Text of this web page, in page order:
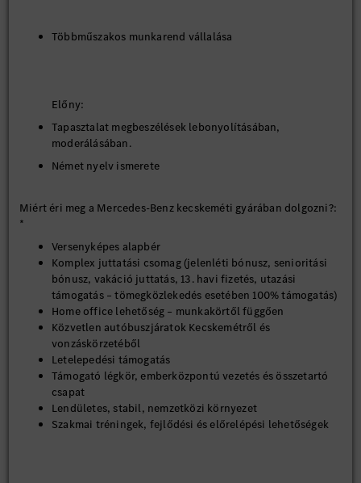
Többműszakos munkarend vállalása
Előny:
Tapasztalat megbeszélések lebonyolításában,
moderálásában.
Német nyelv ismerete
Miért éri meg a Mercedes-Benz kecskeméti gyárában dolgozni?:
*
Versenyképes alapbér
Komplex juttatási csomag (jelenléti bónusz, senioritási
bónusz, vakáció juttatás, 13. havi fizetés, utazási
támogatás – tömegközlekedés esetében 100% támogatás)
Home office lehetőség – munkakörtől függően
Közvetlen autóbuszjáratok Kecskemétről és
vonzáskörzetéből
Letelepedési támogatás
Támogató légkör, emberközpontú vezetés és összetartó
csapat
Lendületes, stabil, nemzetközi környezet
Szakmai tréningek, fejlődési és előrelépési lehetőségek